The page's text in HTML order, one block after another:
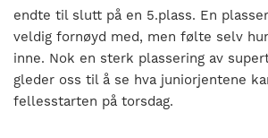
endte til slutt på en 5.plass. En
veldig fornøyd med, men følte selv
inne. Nok en sterk plassering av
gleder oss til å se hva juniorjentene
fellesstarten på torsdag.